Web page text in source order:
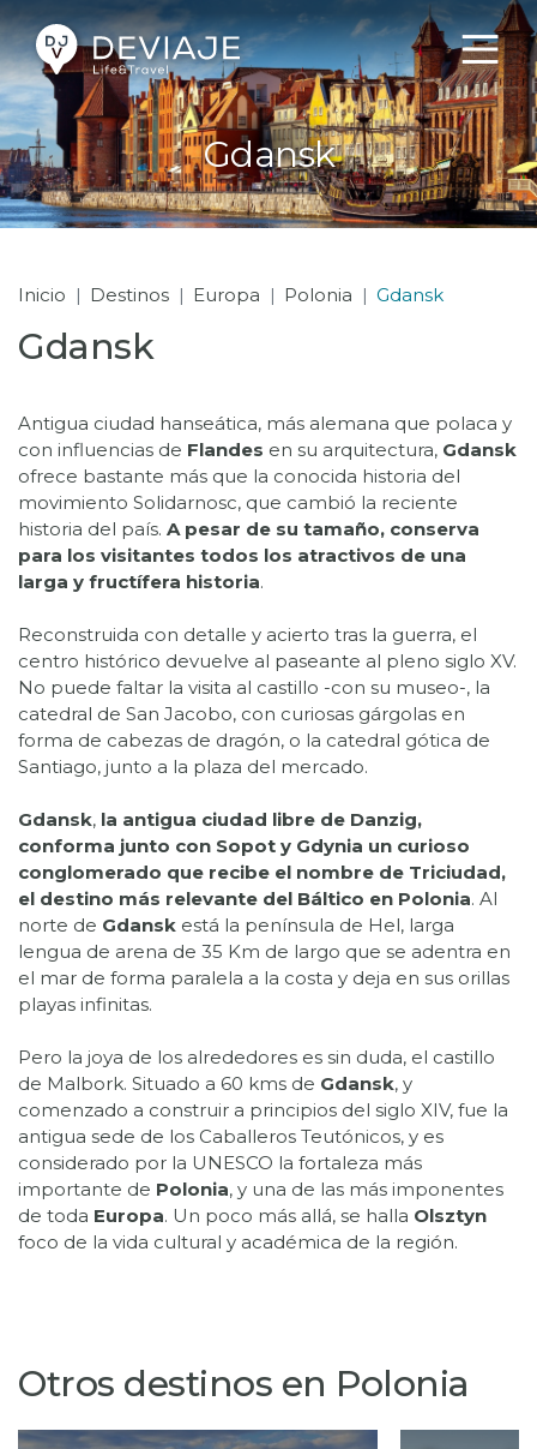
Gdansk
Inicio Destinos Europa Polonia Gdansk
Gdansk
Antigua ciudad hanseática, más alemana que polaca y
con influencias de Flandes en su arquitectura, Gdansk
ofrece bastante más que la conocida historia del
movimiento Solidarnosc, que cambió la reciente
historia del país. A pesar de su tamaño, conserva
para los visitantes todos los atractivos de una
larga y fructífera historia.
Reconstruida con detalle y acierto tras la guerra, el
centro histórico devuelve al paseante al pleno siglo XV.
No puede faltar la visita al castillo -con su museo-, la
catedral de San Jacobo, con curiosas gárgolas en
forma de cabezas de dragón, o la catedral gótica de
Santiago, junto a la plaza del mercado.
Gdansk, la antigua ciudad libre de Danzig,
conforma junto con Sopot y Gdynia un curioso
conglomerado que recibe el nombre de Triciudad,
el destino más relevante del Báltico en Polonia. Al
norte de Gdansk está la península de Hel, larga
lengua de arena de 35 Km de largo que se adentra en
el mar de forma paralela a la costa y deja en sus orillas
playas infinitas.
Pero la joya de los alrededores es sin duda, el castillo
de Malbork. Situado a 60 kms de Gdansk, y
comenzado a construir a principios del siglo XIV, fue la
antigua sede de los Caballeros Teutónicos, y es
considerado por la UNESCO la fortaleza más
importante de Polonia, y una de las más imponentes
de toda Europa. Un poco más allá, se halla Olsztyn
Otros destinos en Polonia